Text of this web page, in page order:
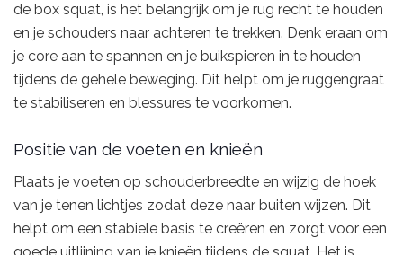
de box squat, is het belangrijk om je rug recht te houden
en je schouders naar achteren te trekken. Denk eraan om
je core aan te spannen en je buikspieren in te houden
tijdens de gehele beweging. Dit helpt om je ruggengraat
te stabiliseren en blessures te voorkomen.
Positie van de voeten en knieën
Plaats je voeten op schouderbreedte en wijzig de hoek
van je tenen lichtjes zodat deze naar buiten wijzen. Dit
helpt om een stabiele basis te creëren en zorgt voor een